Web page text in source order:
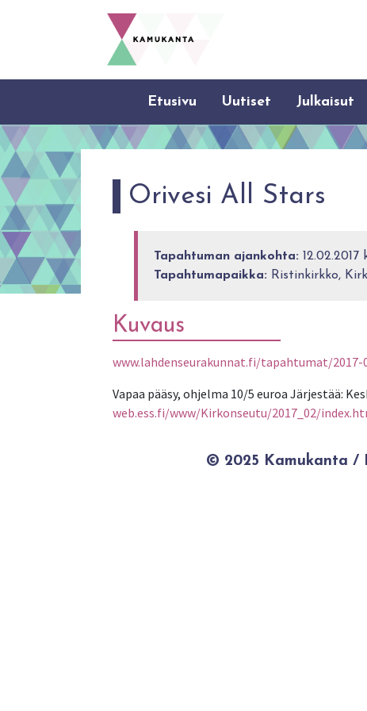
Etusivu Uutiset Julkaisut
Orivesi All Stars
Tapahtuman ajankohta: 12.02.2017
Tapahtumapaikka: Ristinkirkko,
Kuvaus
www.lahdenseurakunnat.fi/tapahtumat/
Vapaa pääsy, ohjelma 10/5 euroa Järjestää:
web.ess.fi/www/Kirkonseutu/2017_02/
© 2025 Kamukanta /